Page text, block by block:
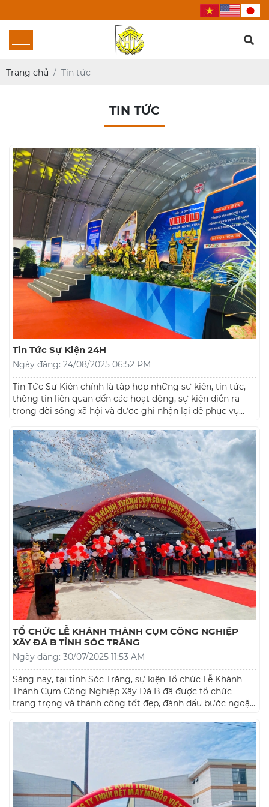
Trang chủ Tin tức
TIN TỨC
Tin Tức Sự Kiện 24H
Ngày đăng: 24/08/2025 06:52 PM
Tin Tức Sự Kiện chính là tập hợp những sự kiện, tin tức,
thông tin liên quan đến các hoạt động, sự kiện diễn ra
trong đời sống xã hội và được ghi nhận lại để phục vụ
Tức Sự Kiện Quan Trọng Từ A-Z trở thành nhu cầu tất yếu
của mỗi người dân. Không chỉ dừng lại ở các tin tức
trong nước mà còn mở rộng ra các sự kiện quốc tế có
tác động trực tiếp hoặc gián tiếp đến đời sống của chúng
ta. Các mục đích của việc tìm hiểu về Tin Tức Sự Kiện rất
đa dạng từ cung cấp thông tin, định hướng dư luận, nâng
cao nhận thức xã hội đến thúc đẩy các hoạt động cộng
đồng.
TỔ CHỨC LỄ KHÁNH THÀNH CỤM CÔNG NGHIỆP
XÂY ĐÁ B TỈNH SÓC TRĂNG
Ngày đăng: 30/07/2025 11:53 AM
Sáng nay, tại tỉnh Sóc Trăng, sự kiện Tổ chức Lễ Khánh
Thành Cụm Công Nghiệp Xây Đá B đã được tổ chức
trang trọng và thành công tốt đẹp, đánh dấu bước ngoặt
địa phương. Buổi lễ có sự hiện diện của đại diện lãnh đạo
tỉnh, các sở ban ngành, nhà đầu tư, đối tác chiến lược và
đông đảo doanh nghiệp trong và ngoài khu vực. Với thiết
kế sân khấu quy mô, nghi thức cắt băng khánh thành,
múa lân – trống hội, cùng phần giới thiệu tiềm năng và
định hướng phát triển của cụm công nghiệp, chương
trình đã để lại ấn tượng sâu sắc. Đơn vị tổ chức lễ khánh